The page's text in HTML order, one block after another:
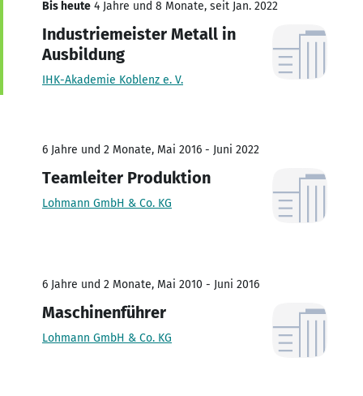
Bis heute 4 Jahre und 8 Monate, seit Jan. 2022
Industriemeister Metall in
Ausbildung
IHK-Akademie Koblenz e. V.
6 Jahre und 2 Monate, Mai 2016 - Juni 2022
Teamleiter Produktion
Lohmann GmbH & Co. KG
6 Jahre und 2 Monate, Mai 2010 - Juni 2016
Maschinenführer
Lohmann GmbH & Co. KG